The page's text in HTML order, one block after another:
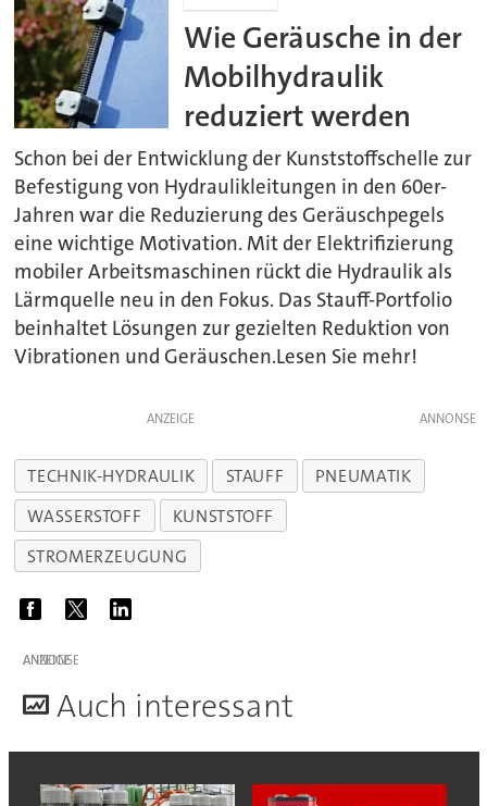
Wie Geräusche in der
Mobilhydraulik
reduziert werden
Schon bei der Entwicklung der Kunststoffschelle zur
Befestigung von Hydraulikleitungen in den 60er-
Jahren war die Reduzierung des Geräuschpegels
eine wichtige Motivation. Mit der Elektrifizierung
mobiler Arbeitsmaschinen rückt die Hydraulik als
Lärmquelle neu in den Fokus. Das Stauff-Portfolio
beinhaltet Lösungen zur gezielten Reduktion von
Vibrationen und Geräuschen.Lesen Sie mehr!
ANZEIGE
TECHNIK-HYDRAULIK STAUFF
PNEUMATIK
WASSERSTOFF
KUNSTSTOFF
STROMERZEUGUNG
ANZEIGE
Auch interessant